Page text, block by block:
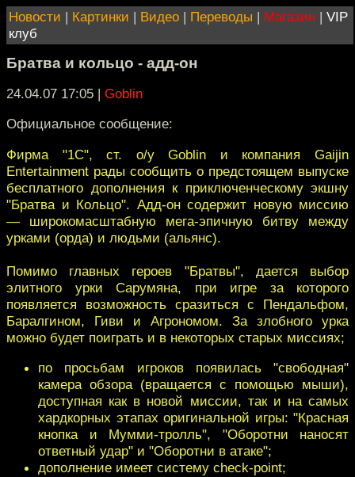
Новости | Картинки | Видео | Переводы | Магазин | VIP
клуб
Братва и кольцо - адд-он
24.04.07 17:05 | Goblin
Официальное сообщение:
Фирма "1С", cт. о/у Gоblin и компания Gaijin
Entertainment рады сообщить о предстоящем выпуске
бесплатного дополнения к приключенческому экшну
"Братва и Кольцо". Адд-он содержит новую миссию
— широкомасштабную мега-эпичную битву между
урками (орда) и людьми (альянс).
Помимо главных героев "Братвы", дается выбор
элитного урки Сарумяна, при игре за которого
появляется возможность сразиться с Пендальфом,
Баралгином, Гиви и Агрономом. За злобного урка
можно будет поиграть и в некоторых старых миссиях;
по просьбам игроков появилась "свободная"
камера обзора (вращается с помощью мыши),
доступная как в новой миссии, так и на самых
хардкорных этапах оригинальной игры: "Красная
кнопка и Мумми-тролль", "Оборотни наносят
ответный удар" и "Оборотни в атаке";
дополнение имеет систему check-point;